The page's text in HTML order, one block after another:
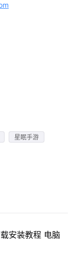
星眠手游
安装教程 电脑